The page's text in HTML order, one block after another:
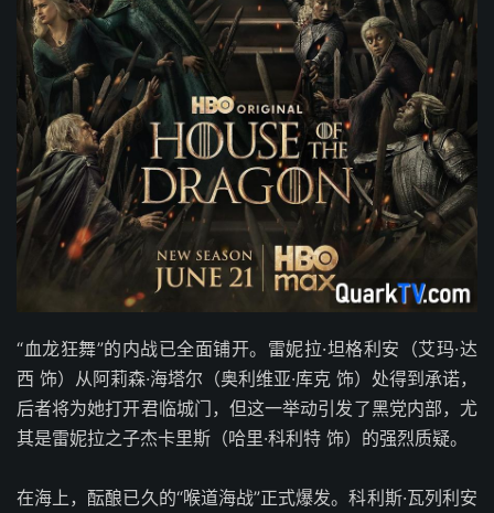
“血龙狂舞”的内战已全面铺开。雷妮拉·坦格利安（艾玛·达
西 饰）从阿莉森·海塔尔（奥利维亚·库克 饰）处得到承诺，
后者将为她打开君临城门，但这一举动引发了黑党内部，尤
其是雷妮拉之子杰卡里斯（哈里·科利特 饰）的强烈质疑。
在海上，酝酿已久的“喉道海战”正式爆发。科利斯·瓦列利安